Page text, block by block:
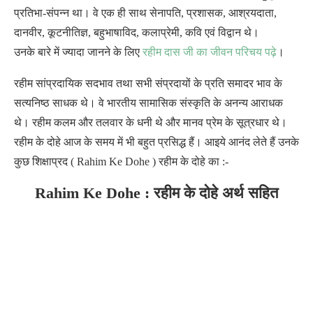
प्रतिभा-संपन्न था। वे एक ही साथ सेनापति, प्रशासक, आश्रयदाता,
दानवीर, कूटनीतिज्ञ, बहुभाषाविद, कलाप्रेमी, कवि एवं विद्वान थे।
उनके बारे में ज्यादा जानने के लिए रहीम दास जी का जीवन परिचय पढ़े ।
रहीम सांप्रदायिक सदभाव तथा सभी संप्रदायों के प्रति समादर भाव के
सत्यनिष्ठ साधक थे। वे भारतीय सामासिक संस्कृति के अनन्य आराधक
थे। रहीम कलम और तलवार के धनी थे और मानव प्रेम के सूत्रधार थे।
रहीम के दोहे आज के समय में भी बहुत प्रसिद्ध हैं। आइये आनंद लेते हैं उनके
कुछ शिक्षाप्रद ( Rahim Ke Dohe ) रहीम के दोहे का :-
Rahim Ke Dohe : रहीम के दोहे अर्थ सहित